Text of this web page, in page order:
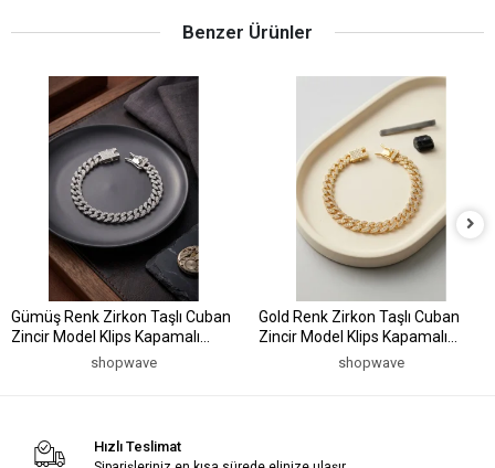
Benzer Ürünler
Gümüş Renk Zirkon Taşlı Cuban
Zincir Model Klips Kapamalı
Erkek Bileklikshopwave
Gold Renk Zirkon Taşlı Cuban
Zincir Model Klips Kapamalı
Erkek Bileklikshopwave
Hızlı Teslimat